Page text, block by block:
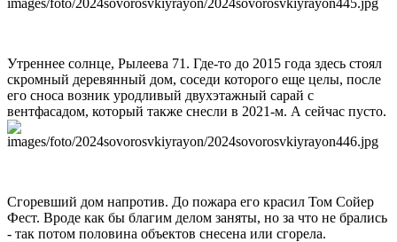
Утреннее солнце, Рылеева 71. Где-то до 2015 года здесь стоял
скромный деревянный дом, соседи которого еще целы, после
его сноса возник уродливый двухэтажный сарай с
вентфасадом, который также снесли в 2021-м. А сейчас пусто.
Сгоревший дом напротив. До пожара его красил Том Сойер
Фест. Вроде как бы благим делом заняты, но за что не брались
- так потом половина объектов снесена или сгорела.